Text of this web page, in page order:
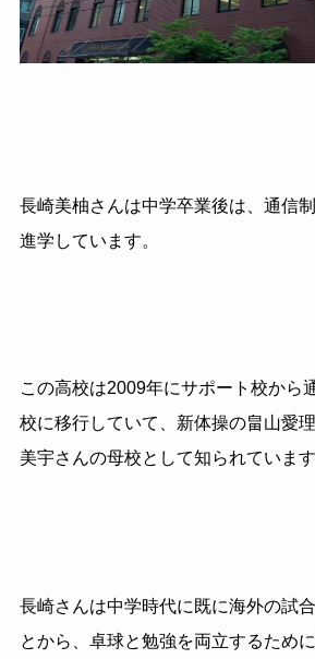
長崎美柚さんは中学卒業後は、通信
進学しています。
この高校は2009年にサポート校から
校に移行していて、新体操の畠山愛
美宇さんの母校として知られています
長崎さんは中学時代に既に海外の試
とから、卓球と勉強を両立するため